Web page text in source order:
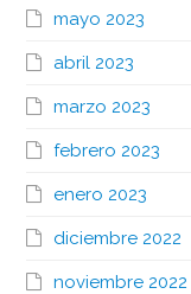
mayo 2023
abril 2023
marzo 2023
febrero 2023
enero 2023
diciembre 2022
noviembre 2022